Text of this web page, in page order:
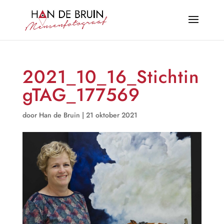
2021_10_16_Stichtin
gTAG_177569
door Han de Bruin | 21 oktober 2021